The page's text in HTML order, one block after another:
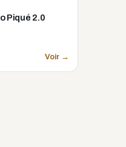
Piqué 2.0
Voir →